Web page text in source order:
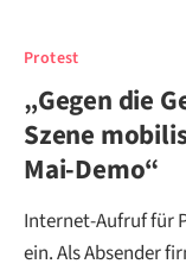
Protest
„Gegen die
Szene
Mai-Demo“
Internet-Aufruf für
ein. Als Absender